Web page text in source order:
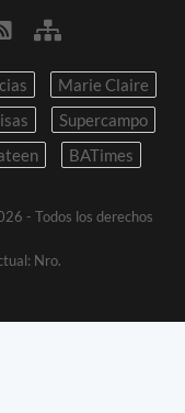
Marie Claire
Supercampo
BATimes
- Todos los derechos
Nro.